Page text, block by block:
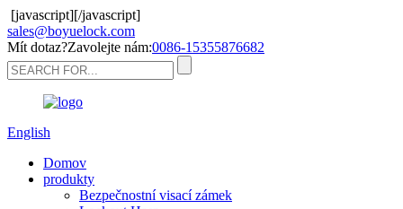
[javascript][/javascript]
sales@boyuelock.com
Mít dotaz?Zavolejte nám:0086-15355876682
English
Domov
produkty
Bezpečnostní visací zámek